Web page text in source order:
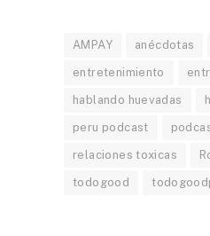
AMPAY anécdotas
entretenimiento
hablando huevadas
peru podcast
relaciones toxicas
todogood